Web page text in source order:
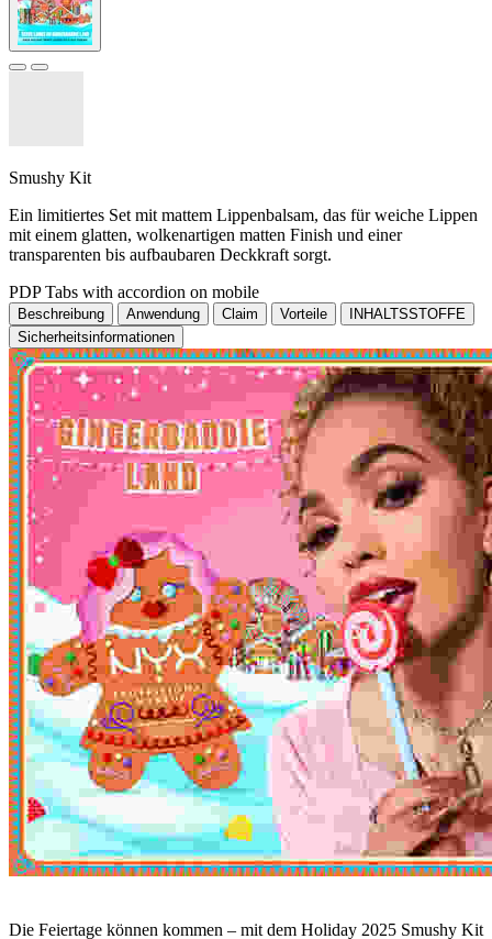
Smushy Kit
Ein limitiertes Set mit mattem Lippenbalsam, das für weiche Lippen
mit einem glatten, wolkenartigen matten Finish und einer
transparenten bis aufbaubaren Deckkraft sorgt.
PDP Tabs with accordion on mobile
Beschreibung Anwendung Claim Vorteile
INHALTSSTOFFE
Sicherheitsinformationen
Die Feiertage können kommen – mit dem Holiday 2025 Smushy Kit